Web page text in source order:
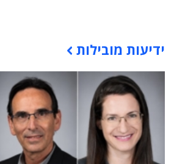
ידיעות מובילות